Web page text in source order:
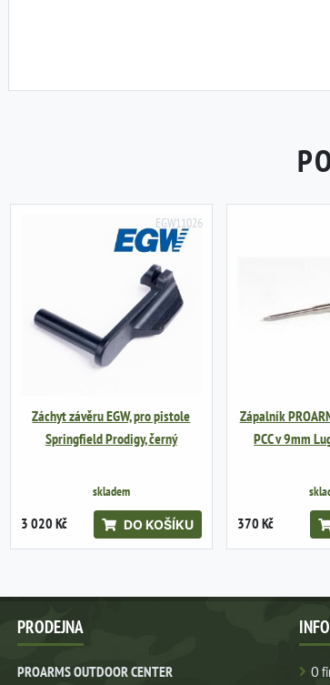
EGW11026
Záchyt závěru EGW, pro pistole
Springfield Prodigy, černý
skladem
3 020 Kč DO KOŠÍKU
Zápalník
PCC v 9mm
370 Kč
PRODEJNA
PROARMS OUTDOOR CENTER
O